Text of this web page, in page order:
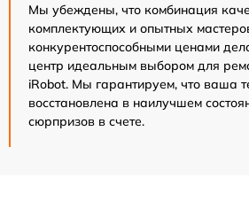
Мы убеждены, что комбинация
комплектующих и опытных
конкурентоспособными ценами
центр идеальным выбором для
iRobot. Мы гарантируем, что ваша
восстановлена в наилучшем
сюрпризов в счете.